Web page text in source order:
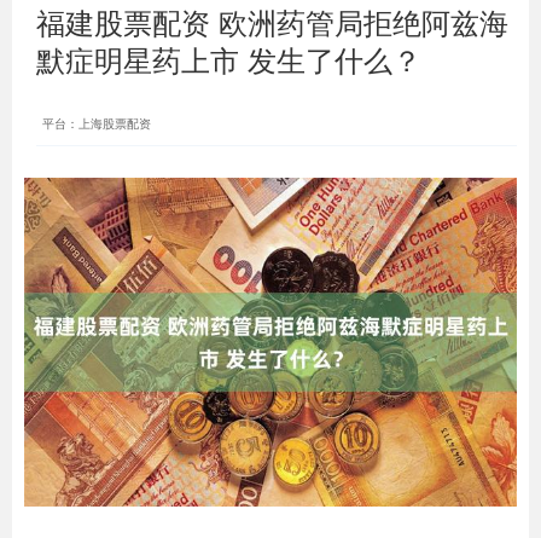
福建股票配资 欧洲药管局拒绝阿兹海
默症明星药上市 发生了什么？
平台：上海股票配资